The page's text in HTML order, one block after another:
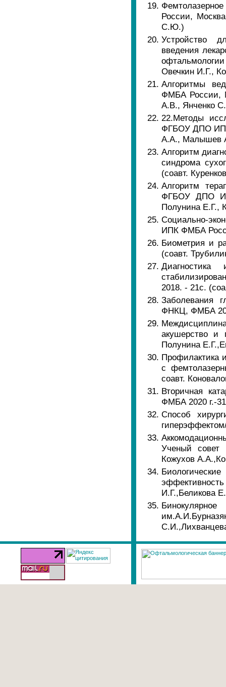
России,
С.Ю.)
Устройство
введения
Овечкин И.Г.,
Алгоритмы
ФМБА России,
А.В., Янченко
22.Методы
ФГБОУ ДПО ИПК
А.А., Малышев
Алгоритм
синдрома
(соавт.
Алгоритм
ФГБОУ ДПО
Полунина Е.Г.,
Социально-
ИПК ФМБА
Биометрия и
(соавт.
2018. - 21с.
Заболевания
ФНКЦ, ФМБА
акушерство и
Полунина
Профилактика
с
соавт.
Вторичная
ФМБА 2020 г.-
Способ
Ученый
Кожухов
И.Г.,Беликова